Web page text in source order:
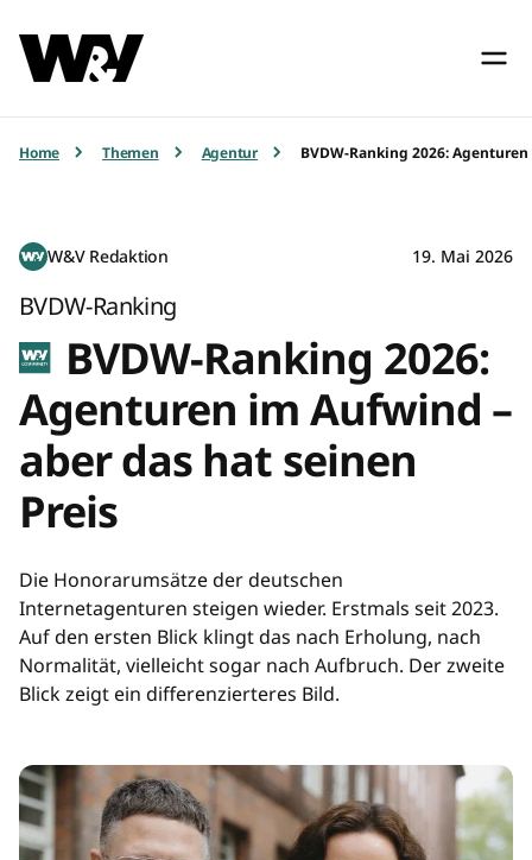
Home Themen Agentur BVDW-Ranking 2026:
W&V Redaktion 19. Mai 2026
BVDW-Ranking
BVDW-Ranking 2026:
Agenturen im Aufwind –
aber das hat seinen
Preis
Die Honorarumsätze der deutschen
Internetagenturen steigen wieder. Erstmals seit 2023.
Auf den ersten Blick klingt das nach Erholung, nach
Normalität, vielleicht sogar nach Aufbruch. Der zweite
Blick zeigt ein differenzierteres Bild.